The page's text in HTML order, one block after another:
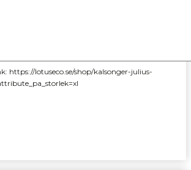
https://lotuseco.se/shop/kalsonger-julius-